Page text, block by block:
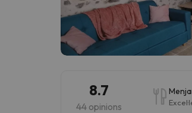
8.7
44 opinions